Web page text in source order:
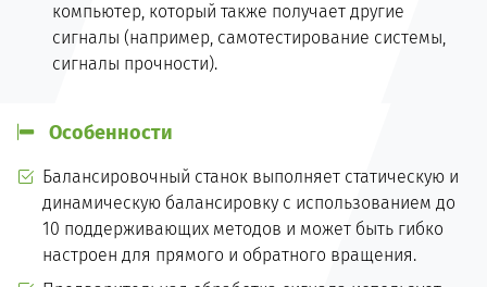
компьютер, который также получает другие
сигналы (например, самотестирование системы,
сигналы прочности).
Особенности
Балансировочный станок выполняет статическую и
динамическую балансировку с использованием до
10 поддерживающих методов и может быть гибко
настроен для прямого и обратного вращения.